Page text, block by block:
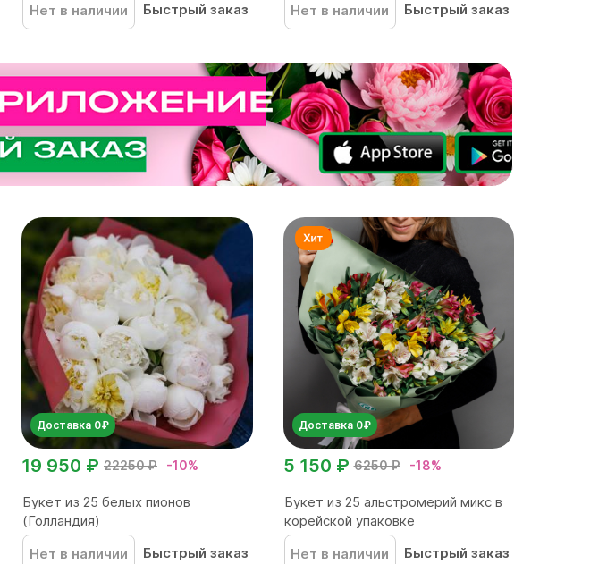
Нет в наличии
Быстрый заказ
Нет в наличии
Быстрый заказ
Доставка 0₽
22250 ₽ -10%
19 950 ₽
Букет из 25 белых пионов
(Голландия)
Нет в наличии
Быстрый заказ
Доставка 0₽
6250 ₽ -18%
5 150 ₽
Букет из 25 альстромерий микс в
корейской упаковке
Нет в наличии
Быстрый заказ